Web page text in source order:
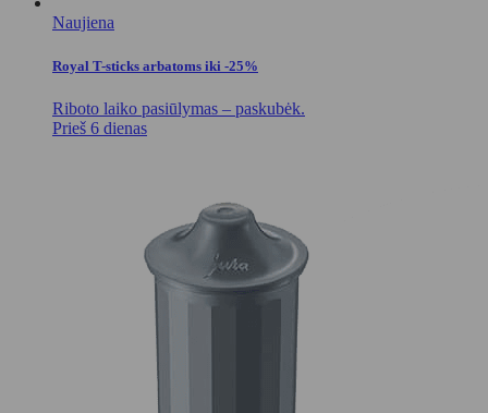
Naujiena
Royal T-sticks arbatoms iki -25%
Riboto laiko pasiūlymas – paskubėk.
Prieš 6 dienas